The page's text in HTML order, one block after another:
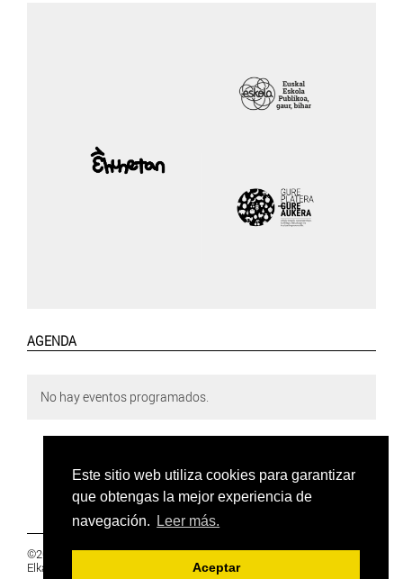
Este sitio web utiliza cookies para garantizar
que obtengas la mejor experiencia de
navegación.
Leer más.
Aceptar
AGENDA
No hay eventos programados.
©2019 Euskal Herriko Ikasleen Gurasoen
Elkartea -